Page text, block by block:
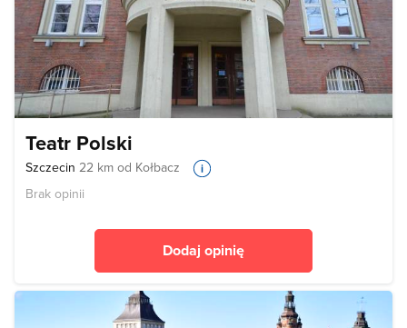
Teatr Polski
Szczecin 22 km od Kołbacz
Brak opinii
Dodaj opinię